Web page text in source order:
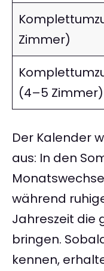
Zimmer)
(4–5 Zimmer)
Der Kalender
aus: In den
während
Jahreszeit die
bringen.
kennen,